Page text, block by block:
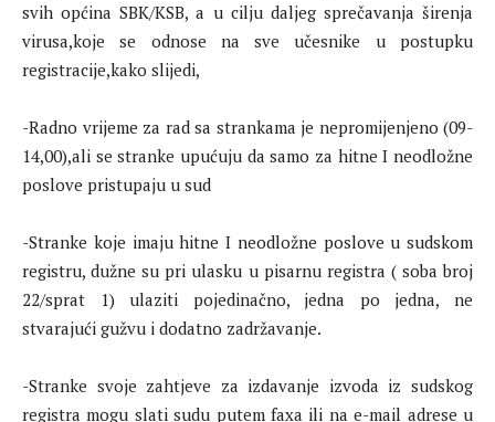
svih općina SBK/KSB, a u cilju daljeg sprečavanja širenja
virusa,koje se odnose na sve učesnike u postupku
registracije,kako slijedi,
-Radno vrijeme za rad sa strankama je nepromijenjeno (09-
14,00),ali se stranke upućuju da samo za hitne I neodložne
poslove pristupaju u sud
-Stranke koje imaju hitne I neodložne poslove u sudskom
registru, dužne su pri ulasku u pisarnu registra ( soba broj
22/sprat 1) ulaziti pojedinačno, jedna po jedna, ne
stvarajući gužvu i dodatno zadržavanje.
-Stranke svoje zahtjeve za izdavanje izvoda iz sudskog
registra mogu slati sudu putem faxa ili na e-mail adrese u